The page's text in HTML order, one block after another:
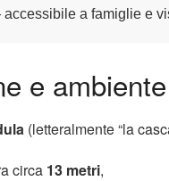
a famiglie e
e
(letteralmente “la
circa 13 metri,